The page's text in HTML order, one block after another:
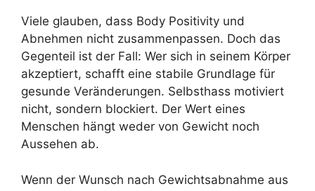
Viele glauben, dass Body Positivity und
Abnehmen nicht zusammenpassen. Doch das
Gegenteil ist der Fall: Wer sich in seinem Körper
akzeptiert, schafft eine stabile Grundlage für
gesunde Veränderungen. Selbsthass motiviert
nicht, sondern blockiert. Der Wert eines
Menschen hängt weder von Gewicht noch
Aussehen ab.
Wenn der Wunsch nach Gewichtsabnahme aus